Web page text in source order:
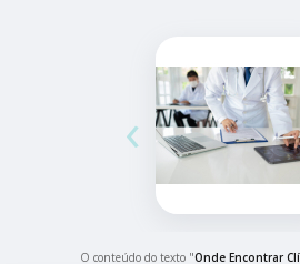
‹
O conteúdo do texto "Onde Encontrar